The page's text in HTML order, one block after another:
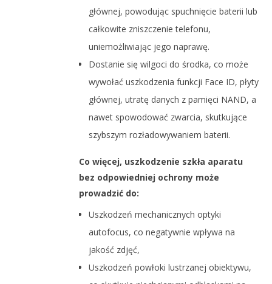
głównej, powodując spuchnięcie baterii lub
całkowite zniszczenie telefonu,
uniemożliwiając jego naprawę.
Dostanie się wilgoci do środka, co może
wywołać uszkodzenia funkcji Face ID, płyty
głównej, utratę danych z pamięci NAND, a
nawet spowodować zwarcia, skutkujące
szybszym rozładowywaniem baterii.
Co więcej, uszkodzenie szkła aparatu
bez odpowiedniej ochrony może
prowadzić do:
Uszkodzeń mechanicznych optyki
autofocus, co negatywnie wpływa na
jakość zdjęć,
Uszkodzeń powłoki lustrzanej obiektywu,